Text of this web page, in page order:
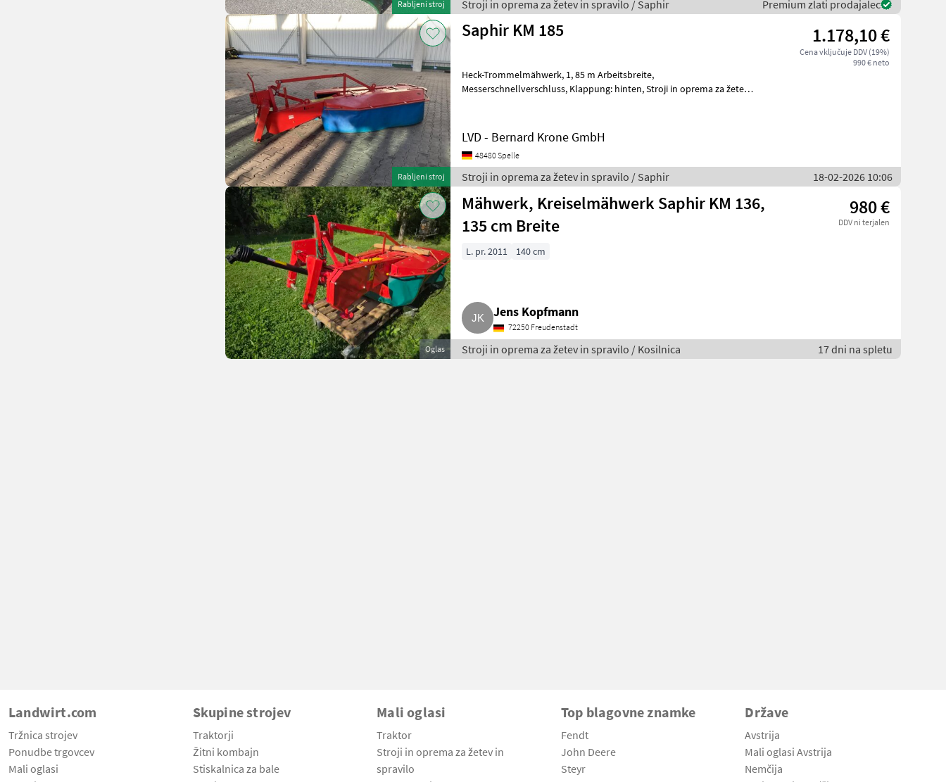
Rabljeni stroj Stroji in oprema za žetev in spravilo / Saphir Premium zlati prodajalec
Rabljeni stroj
Saphir KM 185 1.178,10 €
Cena vključuje DDV (19%)
990 € neto
Heck-Trommelmähwerk, 1, 85 m Arbeitsbreite,
Messerschnellverschluss, Klappung: hinten, Stroji in oprema za žetev
LVD - Bernard Krone GmbH
48480 Spelle
Stroji in oprema za žetev in spravilo / Saphir 18-02-2026 10:06
Oglas
Mähwerk, Kreiselmähwerk Saphir KM 136,
135 cm Breite
980 €
DDV ni terjalen
L. pr. 2011 140 cm
Jens Kopfmann
72250 Freudenstadt
Stroji in oprema za žetev in spravilo / Kosilnica 17 dni na spletu
Landwirt.com
Tržnica strojev
Ponudbe trgovcev
Mali oglasi
Skupine strojev
Traktorji
Žitni kombajn
Stiskalnica za bale
Mali oglasi
Traktor
Stroji in oprema za žetev in
spravilo
Top blagovne znamke
Fendt
John Deere
Steyr
Države
Avstrija
Mali oglasi Avstrija
Nemčija